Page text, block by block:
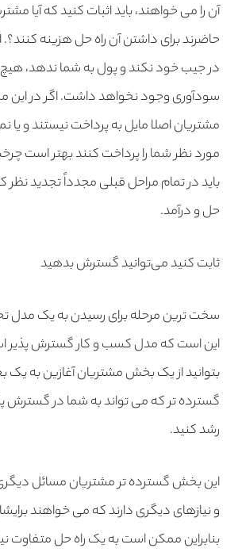
آن را می خواهند، باید اثبات کنید که آیا
حاضرند برای داشتن آن راه حل هزینه
در جیب خود نکند و پول به شما ندهد،
سودآوری وجود نخواهد داشت. اگر در این
مشتریان اصلا مایل به پرداخت نیستند و
مورد نظر شما را پرداخت کنند بهتر است
باید در تمام مراحل قبلی مجدداً تجدید نظر
حل و درآمد.
ثابت کنید می‌توانید گسترش بدهید
سخت ترین مرحله برای رسیدن به یک مدل
این است که مدل کسب و کار گسترش پذیر
بتوانید از یک بخش مشتریان آغازین به یک
گسترده تر که می تواند به شما در گسترش
رشد کنید.
این بخش گسترده تر مشتریان مسائل
و نیازهای دیگری دارند که می خواهند
بنابراین ممکن است به یک راه حل متفاوت